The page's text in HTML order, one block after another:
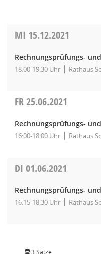
MI 15.12.2021
Rechnungsprüfungs-
18:00-19:30 Uhr Rathaus
FR25.06.2021
Rechnungsprüfungs-
16:00-18:00 Uhr Rathaus
DI 01.06.2021
Rechnungsprüfungs-
16:15-18:30 Uhr Rathaus
3 Sätze